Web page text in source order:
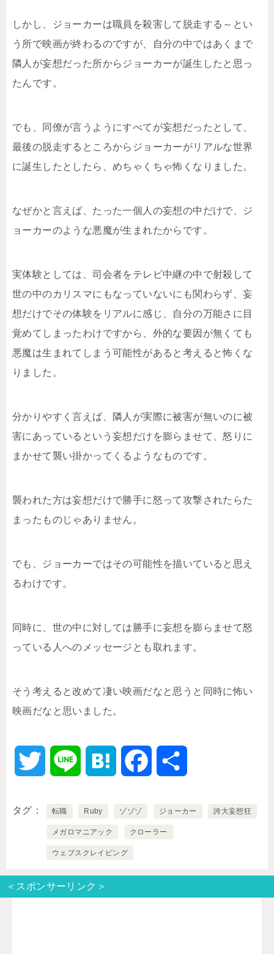
しかし、ジョーカーは職員を殺害して脱走する～とい
う所で映画が終わるのですが、自分の中ではあくまで
隣人が妄想だった所からジョーカーが誕生したと思っ
たんです。
でも、同僚が言うようにすべてが妄想だったとして、
最後の脱走するところからジョーカーがリアルな世界
に誕生したとしたら、めちゃくちゃ怖くなりました。
なぜかと言えば、たった一個人の妄想の中だけで、ジ
ョーカーのような悪魔が生まれたからです。
実体験としては、司会者をテレビ中継の中で射殺して
世の中のカリスマにもなっていないにも関わらず、妄
想だけでその体験をリアルに感じ、自分の万能さに目
覚めてしまったわけですから、外的な要因が無くても
悪魔は生まれてしまう可能性があると考えると怖くな
りました。
分かりやすく言えば、隣人が実際に被害が無いのに被
害にあっているという妄想だけを膨らませて、怒りに
まかせて襲い掛かってくるようなものです。
襲われた方は妄想だけで勝手に怒って攻撃されたらた
まったものじゃありません。
でも、ジョーカーではその可能性を描いていると思え
るわけです。
同時に、世の中に対しては勝手に妄想を膨らませて怒
っている人へのメッセージとも取れます。
そう考えると改めて凄い映画だなと思うと同時に怖い
映画だなと思いました。
t
e e
タグ
転職 Ruby ゾゾゾ ジョーカー 誇大妄想狂
メガロマニアック クローラー
ウェブスクレイピング
＜スポンサーリンク＞